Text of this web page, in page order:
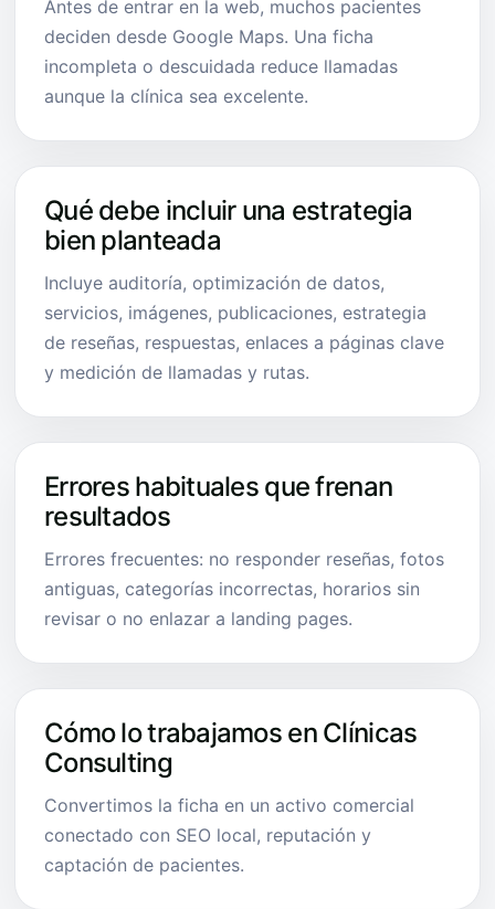
Antes de entrar en la web, muchos pacientes
deciden desde Google Maps. Una ficha
incompleta o descuidada reduce llamadas
aunque la clínica sea excelente.
Qué debe incluir una estrategia
bien planteada
Incluye auditoría, optimización de datos,
servicios, imágenes, publicaciones, estrategia
de reseñas, respuestas, enlaces a páginas clave
y medición de llamadas y rutas.
Errores habituales que frenan
resultados
Errores frecuentes: no responder reseñas, fotos
antiguas, categorías incorrectas, horarios sin
revisar o no enlazar a landing pages.
Cómo lo trabajamos en Clínicas
Consulting
Convertimos la ficha en un activo comercial
conectado con SEO local, reputación y
captación de pacientes.